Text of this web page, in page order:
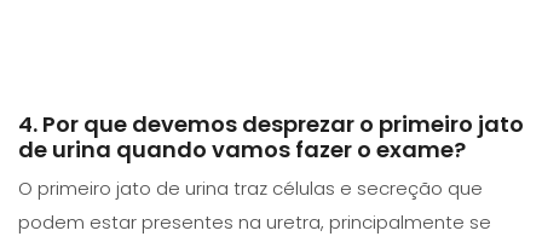
4. Por que devemos desprezar o primeiro jato
de urina quando vamos fazer o exame?
O primeiro jato de urina traz células e secreção que
podem estar presentes na uretra, principalmente se